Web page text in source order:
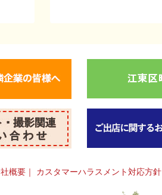
概要 ｜ カスタマーハラスメント対応方針